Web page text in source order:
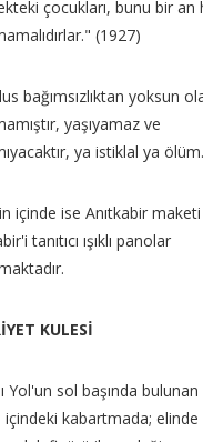
çocukları, bunu bir an
(1927)
bağımsızlıktan yoksun
yaşıyamaz ve
ya istiklal ya
içinde ise Anıtkabir
tanıtıcı ışıklı panolar
KULESİ
Yol'un sol başında
içindeki kabartmada; elinde